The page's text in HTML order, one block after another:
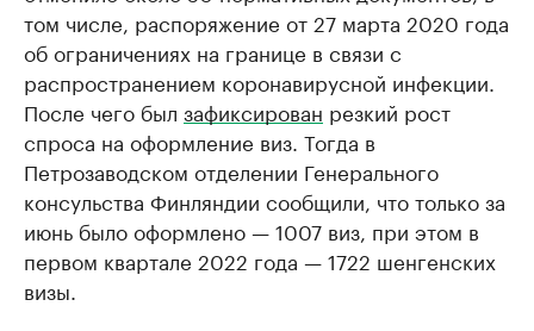
том числе, распоряжение от 27 марта 2020 года
об ограничениях на границе в связи с
распространением коронавирусной инфекции.
После чего был зафиксирован резкий рост
спроса на оформление виз. Тогда в
Петрозаводском отделении Генерального
консульства Финляндии сообщили, что только за
июнь было оформлено — 1007 виз, при этом в
первом квартале 2022 года — 1722 шенгенских
визы.